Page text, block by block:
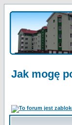
Jak mogę